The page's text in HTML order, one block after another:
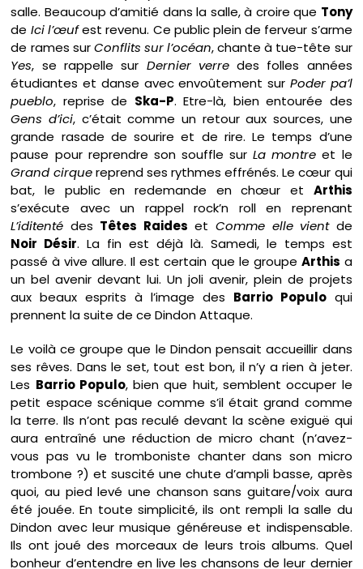
salle. Beaucoup d’amitié dans la salle, à croire que Tony
de Ici l’œufest revenu. Ce public plein de ferveur s’arme
de rames surConflits sur l’océan, chante à tue-tête sur
Yes, se rappelle sur Dernier verredes folles années
étudiantes et danse avec envoûtement sur Poder pa’l
pueblo, reprise de Ska-P. Etre-là, bien entourée des
Gens d’ici, c’était comme un retour aux sources, une
grande rasade de sourire et de rire. Le temps d’une
pause pour reprendre son souffle surLa montre et le
Grand cirquereprend ses rythmes effrénés. Le cœur qui
bat, le public en redemande en chœur et Arthis
s’exécute avec un rappel rock’n roll en reprenant
L’iditenté des Têtes Raides etComme elle vientde
Noir Désir. La fin est déjà là. Samedi, le temps est
passé à vive allure. Il est certain que le groupe Arthis a
un bel avenir devant lui. Un joli avenir, plein de projets
aux beaux esprits à l’image des Barrio Populoqui
prennent la suite de ce Dindon Attaque.
Le voilà ce groupe que le Dindon pensait accueillir dans
ses rêves. Dans le set, tout est bon, il n’y a rien à jeter.
Les Barrio Populo, bien que huit, semblent occuper le
petit espace scénique comme s’il était grand comme
la terre. Ils n’ont pas reculé devant la scène exiguë qui
aura entraîné une réduction de micro chant (n’avez-
vous pas vu le tromboniste chanter dans son micro
trombone ?) et suscité une chute d’ampli basse, après
quoi, au pied levé une chanson sans guitare/voix aura
été jouée. En toute simplicité, ils ont rempli la salle du
Dindon avec leur musique généreuse et indispensable.
Ils ont joué des morceaux de leurs trois albums. Quel
bonheur d’entendre en live les chansons de leur dernier